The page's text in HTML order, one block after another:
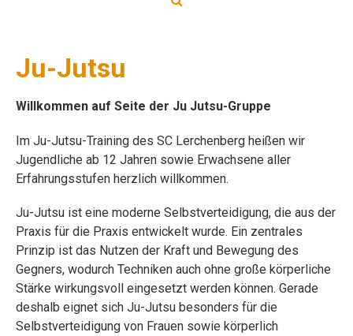
Ju-Jutsu
Willkommen auf Seite der Ju Jutsu-Gruppe
Im Ju-Jutsu-Training des SC Lerchenberg heißen wir
Jugendliche ab 12 Jahren sowie Erwachsene aller
Erfahrungsstufen herzlich willkommen.
Ju-Jutsu ist eine moderne Selbstverteidigung, die aus der
Praxis für die Praxis entwickelt wurde. Ein zentrales
Prinzip ist das Nutzen der Kraft und Bewegung des
Gegners, wodurch Techniken auch ohne große körperliche
Stärke wirkungsvoll eingesetzt werden können. Gerade
deshalb eignet sich Ju-Jutsu besonders für die
Selbstverteidigung von Frauen sowie körperlich